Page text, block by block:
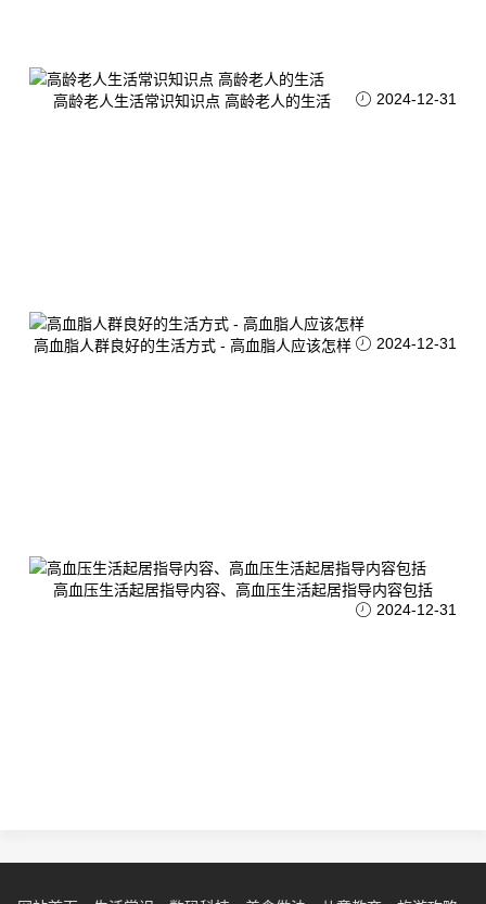
高龄老人生活常识知识点 高龄老人的生活 2024-12-31
高血脂人群良好的生活方式 - 高血脂人应该怎样 2024-12-31
高血压生活起居指导内容、高血压生活起居指导内容包括
2024-12-31